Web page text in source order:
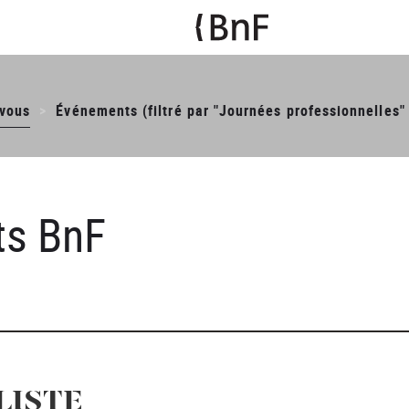
Événements (filtré par "Journées
BnF